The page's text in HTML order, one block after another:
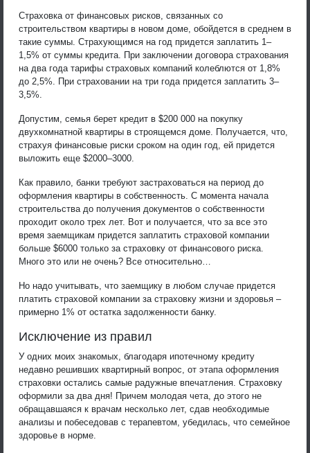
Страховка от финансовых рисков, связанных со
строительством квартиры в новом доме, обойдется в среднем в
такие суммы. Страхующимся на год придется заплатить 1–
1,5% от суммы кредита. При заключении договора страхования
на два года тарифы страховых компаний колеблются от 1,8%
до 2,5%. При страховании на три года придется заплатить 3–
3,5%.
Допустим, семья берет кредит в $200 000 на покупку
двухкомнатной квартиры в строящемся доме. Получается, что,
страхуя финансовые риски сроком на один год, ей придется
выложить еще $2000–3000.
Как правило, банки требуют застраховаться на период до
оформления квартиры в собственность. С момента начала
строительства до получения документов о собственности
проходит около трех лет. Вот и получается, что за все это
время заемщикам придется заплатить страховой компании
больше $6000 только за страховку от финансового риска.
Много это или не очень? Все относительно…
Но надо учитывать, что заемщику в любом случае придется
платить страховой компании за страховку жизни и здоровья –
примерно 1% от остатка задолженности банку.
Исключение из правил
У одних моих знакомых, благодаря ипотечному кредиту
недавно решивших квартирный вопрос, от этапа оформления
страховки остались самые радужные впечатления. Страховку
оформили за два дня! Причем молодая чета, до этого не
обращавшаяся к врачам несколько лет, сдав необходимые
анализы и побеседовав с терапевтом, убедилась, что семейное
здоровье в норме.